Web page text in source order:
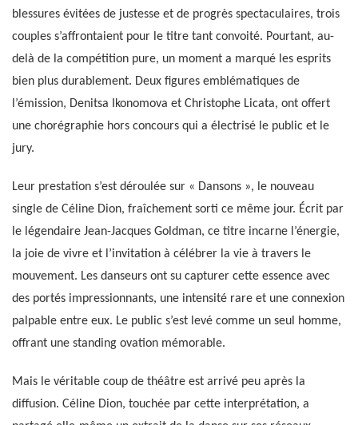
blessures évitées de justesse et de progrès spectaculaires, trois
couples s’affrontaient pour le titre tant convoité. Pourtant, au-
delà de la compétition pure, un moment a marqué les esprits
bien plus durablement. Deux figures emblématiques de
l’émission, Denitsa Ikonomova et Christophe Licata, ont offert
une chorégraphie hors concours qui a électrisé le public et le
jury.
Leur prestation s’est déroulée sur « Dansons », le nouveau
single de Céline Dion, fraîchement sorti ce même jour. Écrit par
le légendaire Jean-Jacques Goldman, ce titre incarne l’énergie,
la joie de vivre et l’invitation à célébrer la vie à travers le
mouvement. Les danseurs ont su capturer cette essence avec
des portés impressionnants, une intensité rare et une connexion
palpable entre eux. Le public s’est levé comme un seul homme,
offrant une standing ovation mémorable.
Mais le véritable coup de théâtre est arrivé peu après la
diffusion. Céline Dion, touchée par cette interprétation, a